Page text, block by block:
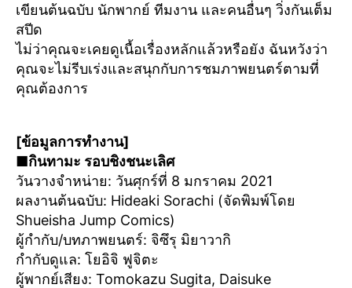
เขียนต้นฉบับ นักพากย์ ทีมงาน และคนอื่นๆ วิ่งกันเต็ม
สปีด
ไม่ว่าคุณจะเคยดูเนื้อเรื่องหลักแล้วหรือยัง ฉันหวังว่า
คุณจะไม่รีบเร่งและสนุกกับการชมภาพยนตร์ตามที่
คุณต้องการ
[ข้อมูลการทำงาน]
■กินทามะ รอบชิงชนะเลิศ
วันวางจำหน่าย: วันศุกร์ที่ 8 มกราคม 2021
ผลงานต้นฉบับ: Hideaki Sorachi (จัดพิมพ์โดย
Shueisha Jump Comics)
ผู้กำกับ/บทภาพยนตร์: จิซึรุ มิยาวากิ
กำกับดูแล: โยอิจิ ฟูจิตะ
ผู้พากย์เสียง: Tomokazu Sugita, Daisuke